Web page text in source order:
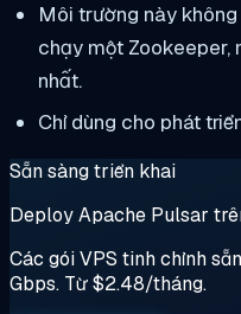
Môi trường này
chạy một Zookeeper,
nhất.
Chỉ dùng cho phát
Sẵn sàng triển khai
Deploy Apache Pulsar
Các gói VPS tinh chỉnh
Gbps. Từ $2.48/tháng.